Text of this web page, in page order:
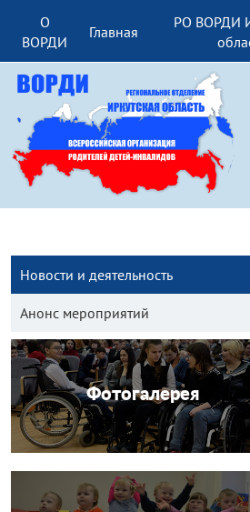
О
ВОРДИ
Главная
РО ВОРДИ
Новости и деятельность
Анонс мероприятий
Фотогалерея